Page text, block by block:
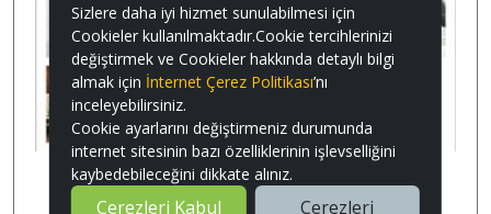
E-Bülten Görüntüle PDF Görüntüle
Sizlere daha iyi hizmet sunulabilmesi için
Cookieler kullanılmaktadır.Cookie tercihlerinizi
değiştirmek ve Cookieler hakkında detaylı bilgi
almak için İnternet Çerez Politikası’nı
inceleyebilirsiniz.
Cookie ayarlarını değiştirmeniz durumunda
internet sitesinin bazı özelliklerinin işlevselliğini
kaybedebileceğini dikkate alınız.
Çerezleri Kabul
Çerezleri